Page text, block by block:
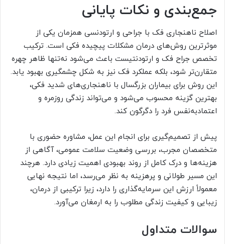
جمع‌بندی و نکات پایانی
اصلاح ناهنجاری فک با جراحی و ارتودنسی همزمان یکی از
موثرترین روش‌های درمان مشکلات پیچیده فکی است. ترکیب
تخصص جراح فک و ارتودنتیست باعث می‌شود نه‌تنها ظاهر چهره
متقارن‌تر شود، بلکه عملکرد فک نیز به شکل چشمگیری بهبود یابد.
این روش برای بیماران بزرگسال با ناهنجاری‌های شدید فکی،
بهترین گزینه محسوب می‌شود و می‌تواند زندگی روزمره و
اعتمادبه‌نفس فرد را دگرگون کند.
پیش از تصمیم‌گیری برای انجام این عمل، مشاوره حضوری با
متخصصان مجرب، بررسی وضعیت سلامت عمومی، آگاهی از
هزینه‌ها و درک کامل از روند بهبودی اهمیت زیادی دارد. هرچند
این مسیر طولانی و پرهزینه به نظر می‌رسد، اما نتیجه نهایی
معمولاً ارزش این سرمایه‌گذاری را دارد، زیرا ترکیبی از درمان،
زیبایی و کیفیت زندگی مطلوب را به ارمغان می‌آورد.
سوالات متداول